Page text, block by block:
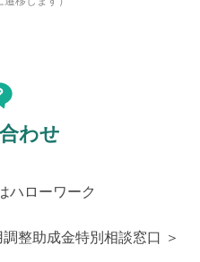
わせ
ハローワーク
整助成金特別相談窓口 ＞